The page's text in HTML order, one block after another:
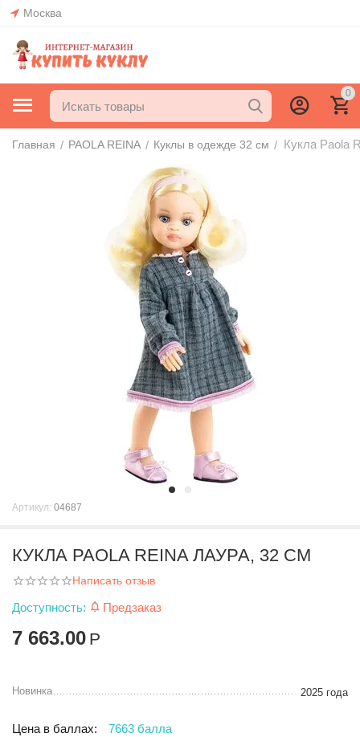
Москва
0
Главная / PAOLA REINA / Куклы в одежде 32 см / Кукла Paola
Артикул: 04687
КУКЛА PAOLA REINA ЛАУРА, 32 СМ
Написать отзыв
Доступность: Предзаказ
7 663.00 Р
Новинка 2025 года
Цена в баллах: 7663 балла